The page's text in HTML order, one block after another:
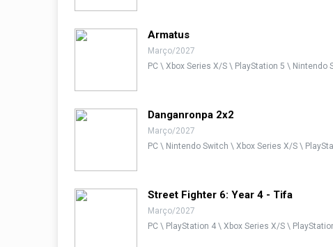
Armatus
Março/2027
PC \ Xbox Series X/S \ PlayStation 5 \ Nintendo
Danganronpa 2x2
Março/2027
PC \ Nintendo Switch \ Xbox Series X/S \
Street Fighter 6: Year 4 - Tifa
Março/2027
PC \ PlayStation 4 \ Xbox Series X/S \